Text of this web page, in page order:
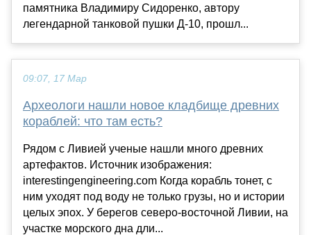
памятника Владимиру Сидоренко, автору
легендарной танковой пушки Д-10, прошл...
09:07, 17 Мар
Археологи нашли новое кладбище древних
кораблей: что там есть?
Рядом с Ливией ученые нашли много древних
артефактов. Источник изображения:
interestingengineering.com Когда корабль тонет, с
ним уходят под воду не только грузы, но и истории
целых эпох. У берегов северо-восточной Ливии, на
участке морского дна дли...